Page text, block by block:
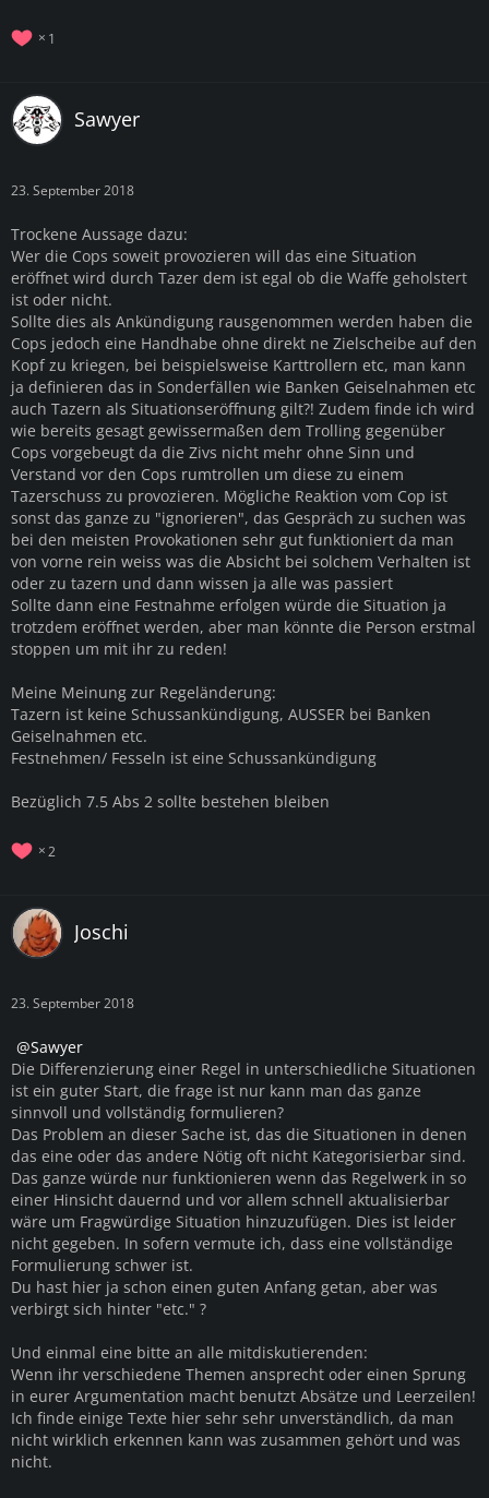
1
Sawyer
23. September 2018
Trockene Aussage dazu:
Wer die Cops soweit provozieren will das eine Situation
eröffnet wird durch Tazer dem ist egal ob die Waffe geholstert
ist oder nicht.
Sollte dies als Ankündigung rausgenommen werden haben die
Cops jedoch eine Handhabe ohne direkt ne Zielscheibe auf den
Kopf zu kriegen, bei beispielsweise Karttrollern etc, man kann
ja definieren das in Sonderfällen wie Banken Geiselnahmen etc
auch Tazern als Situationseröffnung gilt?! Zudem finde ich wird
wie bereits gesagt gewissermaßen dem Trolling gegenüber
Cops vorgebeugt da die Zivs nicht mehr ohne Sinn und
Verstand vor den Cops rumtrollen um diese zu einem
Tazerschuss zu provozieren. Mögliche Reaktion vom Cop ist
sonst das ganze zu "ignorieren", das Gespräch zu suchen was
bei den meisten Provokationen sehr gut funktioniert da man
von vorne rein weiss was die Absicht bei solchem Verhalten ist
oder zu tazern und dann wissen ja alle was passiert
Sollte dann eine Festnahme erfolgen würde die Situation ja
trotzdem eröffnet werden, aber man könnte die Person erstmal
stoppen um mit ihr zu reden!
Meine Meinung zur Regeländerung:
Tazern ist keine Schussankündigung, AUSSER bei Banken
Geiselnahmen etc.
Festnehmen/ Fesseln ist eine Schussankündigung
Bezüglich 7.5 Abs 2 sollte bestehen bleiben
2
Joschi
23. September 2018
Sawyer
Die Differenzierung einer Regel in unterschiedliche Situationen
ist ein guter Start, die frage ist nur kann man das ganze
sinnvoll und vollständig formulieren?
Das Problem an dieser Sache ist, das die Situationen in denen
das eine oder das andere Nötig oft nicht Kategorisierbar sind.
Das ganze würde nur funktionieren wenn das Regelwerk in so
einer Hinsicht dauernd und vor allem schnell aktualisierbar
wäre um Fragwürdige Situation hinzuzufügen. Dies ist leider
nicht gegeben. In sofern vermute ich, dass eine vollständige
Formulierung schwer ist.
Du hast hier ja schon einen guten Anfang getan, aber was
verbirgt sich hinter "etc." ?
Und einmal eine bitte an alle mitdiskutierenden:
Wenn ihr verschiedene Themen ansprecht oder einen Sprung
in eurer Argumentation macht benutzt Absätze und Leerzeilen!
Ich finde einige Texte hier sehr sehr unverständlich, da man
nicht wirklich erkennen kann was zusammen gehört und was
nicht.